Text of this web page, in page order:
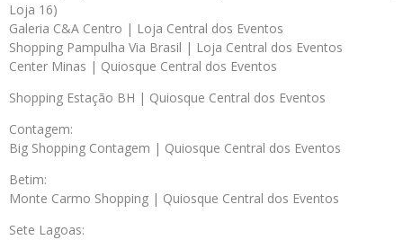
Loja 16)
Galeria C&A Centro | Loja Central dos Eventos
Shopping Pampulha Via Brasil | Loja Central dos Eventos
Center Minas | Quiosque Central dos Eventos
Shopping Estação BH | Quiosque Central dos Eventos
Contagem:
Big Shopping Contagem | Quiosque Central dos Eventos
Betim:
Monte Carmo Shopping | Quiosque Central dos Eventos
Sete Lagoas: